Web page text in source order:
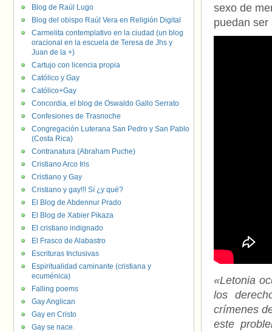
sexo de
puedan
«Letonia
los
crímenes
este
Blog de Raúl Lugo
Blog del obispo Raúl Vera en Religión Digital
Carmelita contemplativo en la ciudad (un blog
oracional en la escuela de Teresa de Jhs y
Juan de la +)
Cartujo con licencia propia
Católico y Gay
Católico+Gay
Concordia, el blog de Oswaldo Gallo Serrato
Confesiones de Trasnoche
Congregación Luterana San Pedro y San Pablo
(Costa Rica)
Contranatura (Abraham Puche)
Cristiano Arco Iris
Cristiano y Gay
Cristiano y gay!!! Sí ¿y qué?
El Blog de Abdennur Prado
El Blog de Xabier Pikaza
El cristiano indignado
El Frasco de Alabastro
Escrituras Inclusivas
Espiritualidad caminante (cristiana y
ecuménica)
Falling poems
Gay Anglican
Gay en Cristo
Gay se nace.